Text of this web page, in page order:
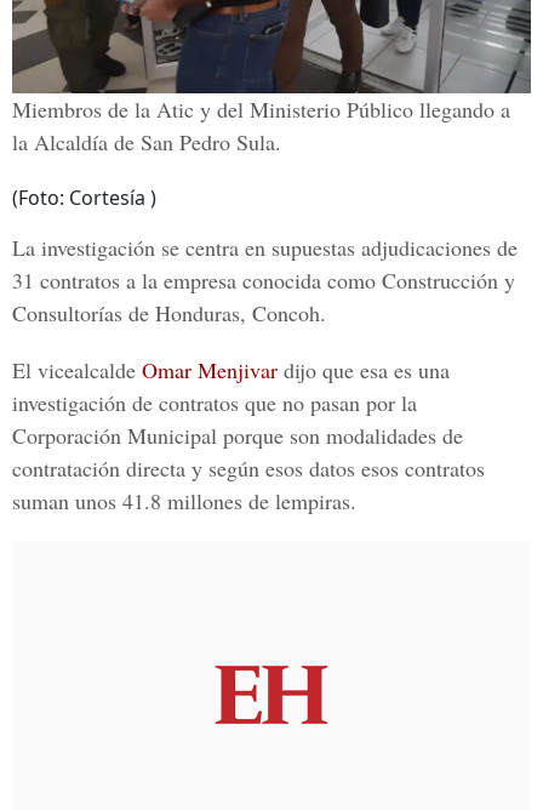
Miembros de la Atic y del Ministerio Público llegando a
la Alcaldía de San Pedro Sula.
(Foto: Cortesía )
La investigación se centra en supuestas adjudicaciones de
31 contratos a la empresa conocida como Construcción y
Consultorías de Honduras, Concoh.
El vicealcalde Omar Menjivar dijo que esa es una
investigación de contratos que no pasan por la
Corporación Municipal porque son modalidades de
contratación directa y según esos datos esos contratos
suman unos 41.8 millones de lempiras.